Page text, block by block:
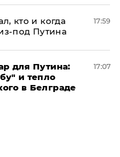
кто и когда
под Путина
17:59
для Путина:
и тепло
в Белграде
17:07